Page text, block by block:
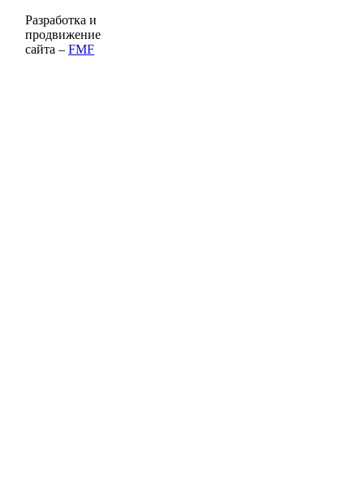
Разработка и
продвижение
сайта – FMF